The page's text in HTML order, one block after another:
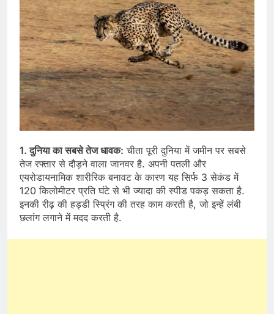
1. दुनिया का सबसे तेज धावक: चीता पूरी दुनिया में जमीन पर सबसे
तेज रफ्तार से दौड़ने वाला जानवर है. अपनी पतली और
एयरोडायनामिक शारीरिक बनावट के कारण यह सिर्फ 3 सेकंड में
120 किलोमीटर प्रति घंटे से भी ज्यादा की स्पीड पकड़ सकता है.
इनकी रीढ़ की हड्डी स्प्रिंग की तरह काम करती है, जो इन्हें लंबी
छलांग लगाने में मदद करती है.